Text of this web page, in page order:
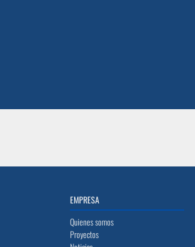
EMPRESA
Quienes somos
Proyectos